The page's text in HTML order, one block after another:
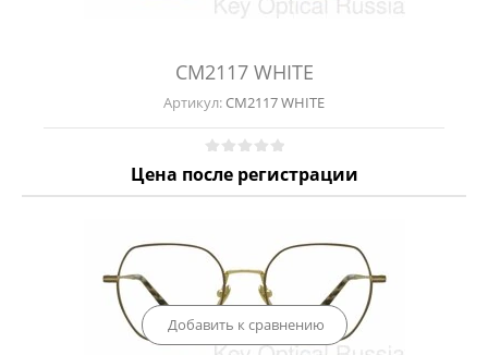
CM2117 WHITE
Артикул:CM2117 WHITE
Цена после регистрации
Добавить к сравнению